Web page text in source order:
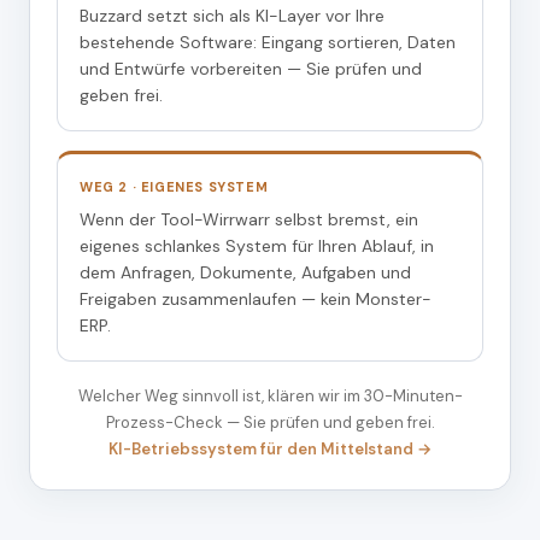
Buzzard setzt sich als KI-Layer vor Ihre
bestehende Software: Eingang sortieren, Daten
und Entwürfe vorbereiten — Sie prüfen und
geben frei.
WEG 2 · EIGENES SYSTEM
Wenn der Tool-Wirrwarr selbst bremst, ein
eigenes schlankes System für Ihren Ablauf, in
dem Anfragen, Dokumente, Aufgaben und
Freigaben zusammenlaufen — kein Monster-
ERP.
Welcher Weg sinnvoll ist, klären wir im 30-Minuten-
Prozess-Check — Sie prüfen und geben frei.
KI-Betriebssystem für den Mittelstand →